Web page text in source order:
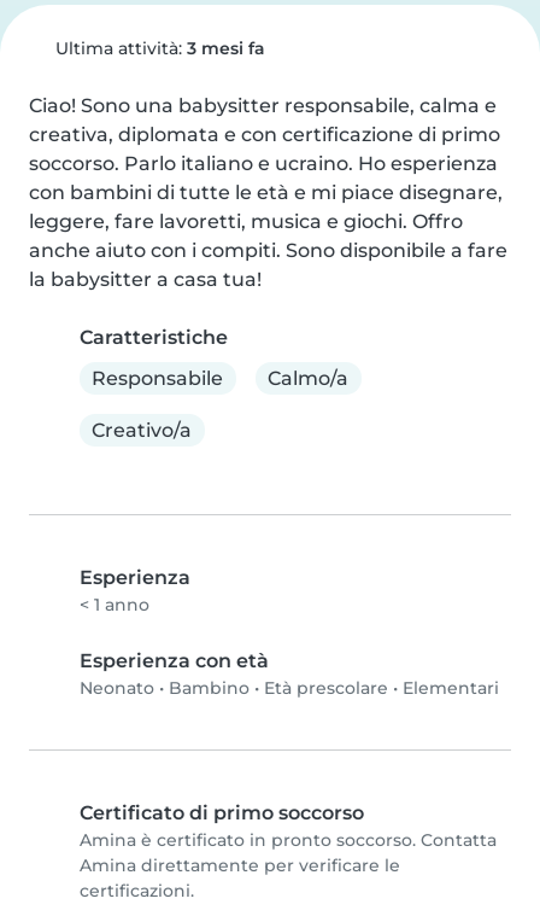
Ultima attività: 3 mesi fa
Ciao! Sono una babysitter responsabile, calma e
creativa, diplomata e con certificazione di primo
soccorso. Parlo italiano e ucraino. Ho esperienza
con bambini di tutte le età e mi piace disegnare,
leggere, fare lavoretti, musica e giochi. Offro
anche aiuto con i compiti. Sono disponibile a fare
la babysitter a casa tua!
Caratteristiche
Responsabile
Calmo/a
Creativo/a
Esperienza
< 1 anno
Esperienza con età
Neonato • Bambino • Età prescolare • Elementari
Certificato di primo soccorso
Amina è certificato in pronto soccorso. Contatta
Amina direttamente per verificare le
certificazioni.